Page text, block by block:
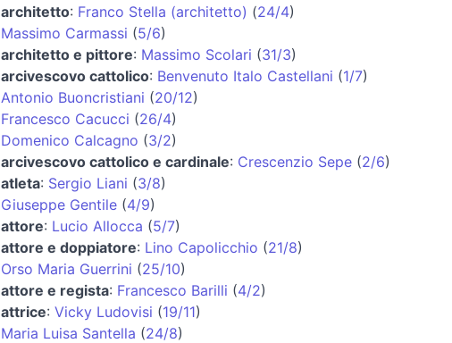
architetto: Franco Stella (architetto) (24/4)
Massimo Carmassi (5/6)
architetto e pittore: Massimo Scolari (31/3)
arcivescovo cattolico: Benvenuto Italo Castellani (1/7)
Antonio Buoncristiani (20/12)
Francesco Cacucci (26/4)
Domenico Calcagno (3/2)
arcivescovo cattolico e cardinale: Crescenzio Sepe(2/6)
atleta: Sergio Liani (3/8)
Giuseppe Gentile(4/9)
attore: Lucio Allocca (5/7)
attore e doppiatore: Lino Capolicchio (21/8)
Orso Maria Guerrini (25/10)
attore e regista: Francesco Barilli (4/2)
attrice: Vicky Ludovisi (19/11)
Maria Luisa Santella (24/8)